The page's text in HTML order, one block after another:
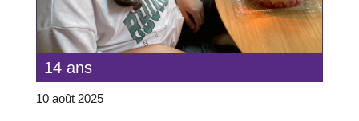
14 ans
10 août 2025